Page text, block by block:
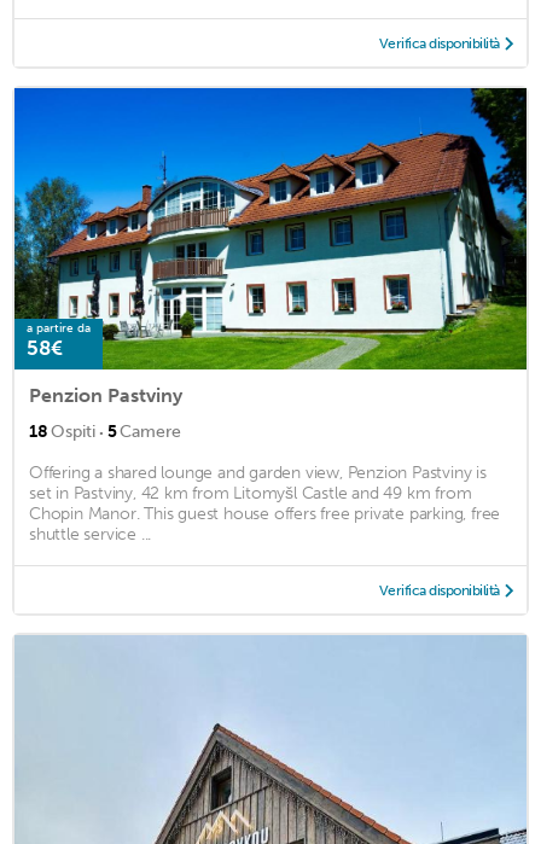
Verifica disponibilità
a partire da
58€
Penzion Pastviny
18Ospiti · 5Camere
Offering a shared lounge and garden view, Penzion Pastviny is
set in Pastviny, 42 km from Litomyšl Castle and 49 km from
Chopin Manor. This guest house offers free private parking, free
shuttle service ...
Verifica disponibilità